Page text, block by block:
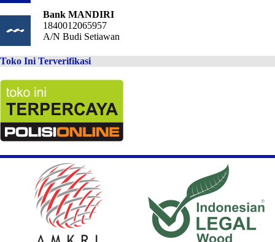
Bank MANDIRI
1840012065957
A/N Budi Setiawan
Toko Ini Terverifikasi